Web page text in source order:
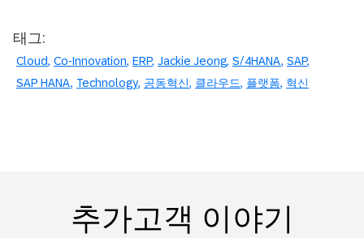
태그:
Cloud Co-Innovation ERP Jackie Jeong S/4HANA SAP
SAP HANA Technology 공동혁신 클라우드 플랫폼 혁신
추가고객 이야기